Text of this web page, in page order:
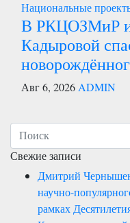
Национальные
В РКЦОЗМиР
Кадыровой
Авг 6, 2026 ADMIN
Свежие записи
Дмитрий
научно-
рамках